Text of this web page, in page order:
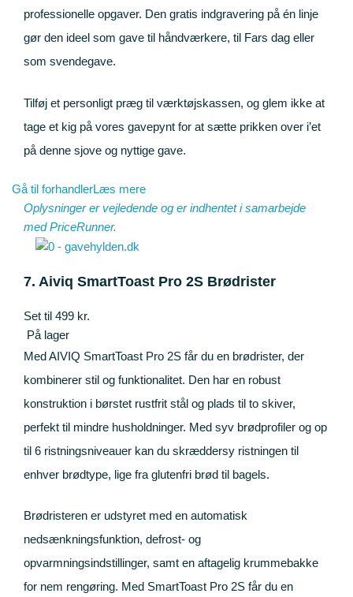
professionelle opgaver. Den gratis indgravering på én linje
gør den ideel som gave til håndværkere, til Fars dag eller
som svendegave.
Tilføj et personligt præg til værktøjskassen, og glem ikke at
tage et kig på vores gavepynt for at sætte prikken over i’et
på denne sjove og nyttige gave.
Gå til forhandlerLæs mere
Oplysninger er vejledende og er indhentet i samarbejde
medPriceRunner.
7. Aiviq SmartToast Pro 2S Brødrister
Set til 499 kr.
På lager
Med AIVIQ SmartToast Pro 2S får du en brødrister, der
kombinerer stil og funktionalitet. Den har en robust
konstruktion i børstet rustfrit stål og plads til to skiver,
perfekt til mindre husholdninger. Med syv brødprofiler og op
til 6 ristningsniveauer kan du skræddersy ristningen til
enhver brødtype, lige fra glutenfri brød til bagels.
Brødristeren er udstyret med en automatisk
nedsænkningsfunktion, defrost- og
opvarmningsindstillinger, samt en aftagelig krummebakke
for nem rengøring. Med SmartToast Pro 2S får du en